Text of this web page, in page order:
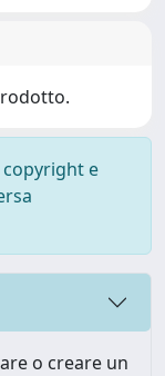
e
o creare un